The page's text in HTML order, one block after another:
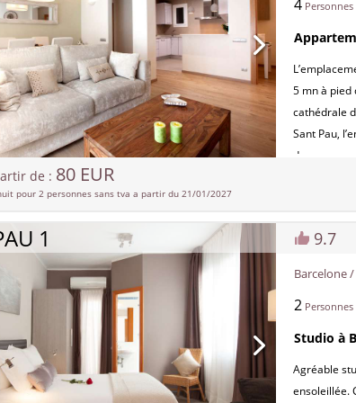
NRA:
0007694
4 Personnes
5 mn à pied
cathédrale
Sant Pau,
deux
terrasse
0096025
de : 80 EUR
pour 2 personnes sans tva a partir du 21/01/2027
1 9.7
Barcelone /
2 Personnes
Studio à
Agréable
ensoleillée.